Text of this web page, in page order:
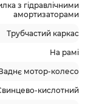
з гідравлічними
амортизаторами
Трубчастий каркас
На рамі
мотор-колесо
кислотний